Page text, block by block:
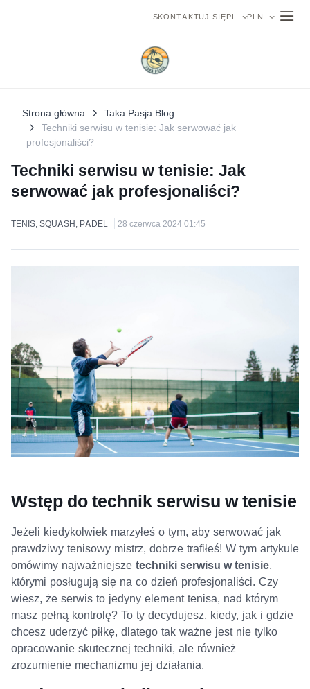
SKONTAKTUJ SIĘPL PLN
Strona główna
Taka Pasja Blog
Techniki serwisu w tenisie: Jak serwować jak
profesjonaliści?
Techniki serwisu w tenisie: Jak
serwować jak profesjonaliści?
TENIS, SQUASH, PADEL 28 czerwca 2024 01:45
Wstęp do technik serwisu w tenisie
Jeżeli kiedykolwiek marzyłeś o tym, aby serwować jak
prawdziwy tenisowy mistrz, dobrze trafiłeś! W tym artykule
omówimy najważniejsze techniki serwisu w tenisie,
którymi posługują się na co dzień profesjonaliści. Czy
wiesz, że serwis to jedyny element tenisa, nad którym
masz pełną kontrolę? To ty decydujesz, kiedy, jak i gdzie
chcesz uderzyć piłkę, dlatego tak ważne jest nie tylko
opracowanie skutecznej techniki, ale również
zrozumienie mechanizmu jej działania.